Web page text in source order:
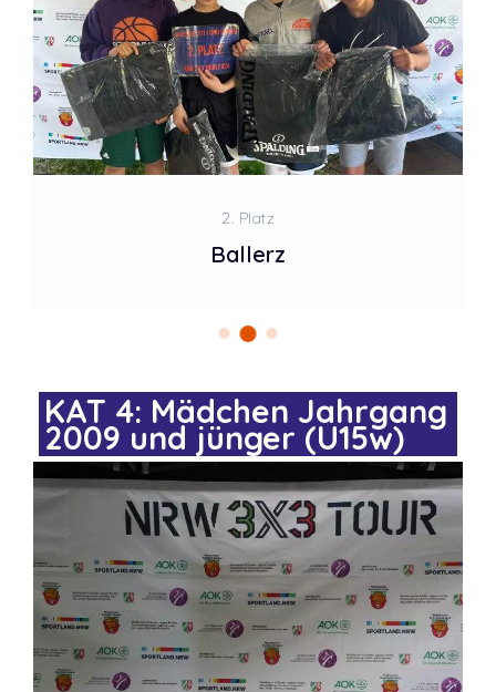
2. Platz
Ballerz
KAT 4: Mädchen Jahrgang
2009 und jünger (U15w)